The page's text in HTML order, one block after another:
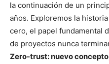
la continuación de un
años. Exploremos la
cero, el papel fundamental
de proyectos nunca
Zero-trust: nuevo